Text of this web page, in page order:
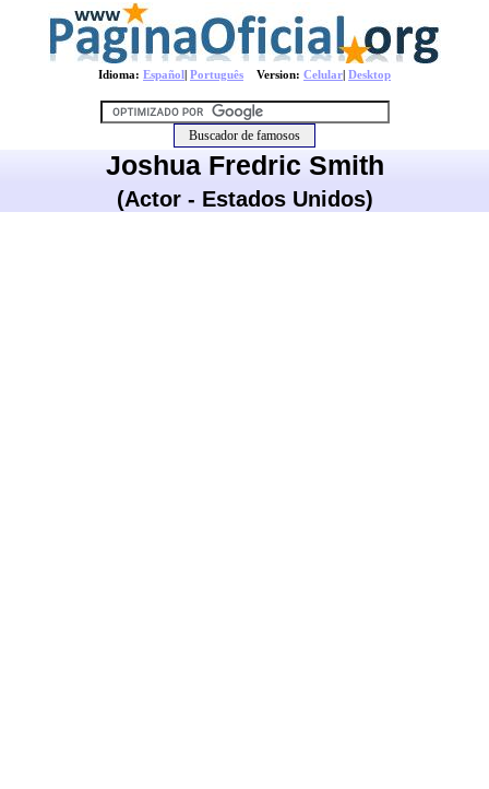
Idioma: Español| Português Version: Celular| Desktop
Joshua Fredric Smith
(Actor - Estados Unidos)